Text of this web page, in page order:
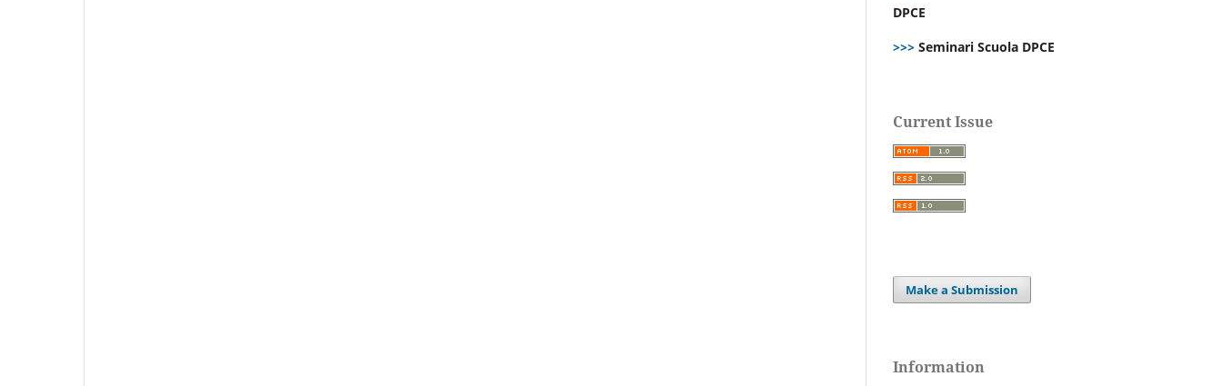
DPCE
>>> Seminari Scuola DPCE
Current Issue
Make a Submission
Information